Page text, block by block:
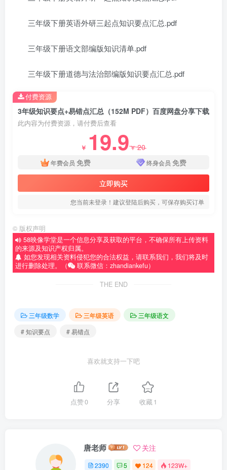
三年级下册英语外研三起点知识要点汇总.pdf
三年级下册语文部编版知识清单.pdf
三年级下册道德与法治部编版知识要点汇总.pdf
3年级知识要点+易错点汇总（152M PDF）百度网盘分享下载
此内容为付费资源，请付费后查看
￥ 19.9￥20
年费会员 免费 终身会员 免费
立即购买
您当前未登录！建议登陆后购买，可保存购买订单
付费资源
© 版权声明
58映像学堂是一个信息分享及获取的平台，不确保所有上传资料
的来源及知识产权归属。
如您发现相关资料侵犯您的合法权益，请联系我们，我们将及时
进行删除处理。（
联系微信：zhandiankefu）
THE END
三年级数学 三年级英语
三年级语文
# 知识要点
# 易错点
喜欢就支持一下吧
点赞0 分享 收藏1
唐老师 关注
2390 5 124 123W+